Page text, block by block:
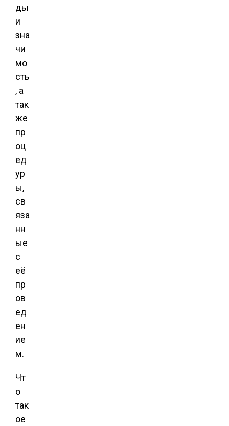
ды
и
зна
чи
мо
сть
, а
так
же
пр
оц
ед
ур
ы,
св
яза
нн
ые
с
её
пр
ов
ед
ен
ие
м.
Чт
о
так
ое